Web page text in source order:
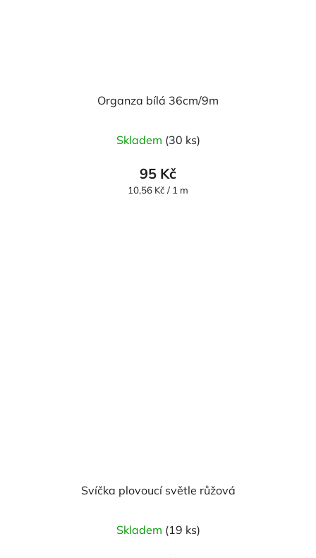
Organza bílá 36cm/9m
hodnocení
produktu
je
Skladem (30 ks)
95 Kč
Měrná
10,56 Kč / 1 m
Svíčka plovoucí světle růžová
hodnocení
Skladem (19 ks)